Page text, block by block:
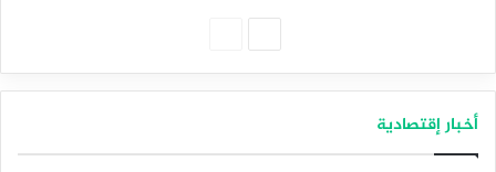
أخبار إقتصادية